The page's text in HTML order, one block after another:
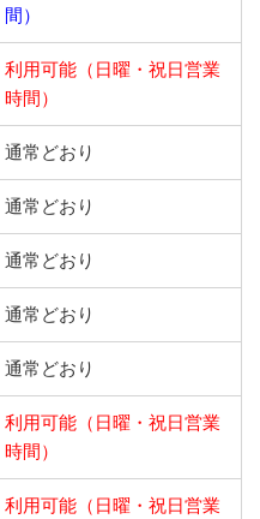
間）
利用可能（日曜・祝日営業
時間）
通常どおり
通常どおり
通常どおり
通常どおり
通常どおり
利用可能（日曜・祝日営業
時間）
利用可能（日曜・祝日営業